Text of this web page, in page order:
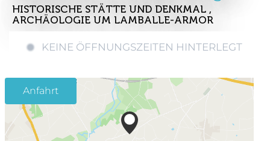
HISTORISCHE STÄTTE UND DENKMAL ,
ARCHÄOLOGIE UM LAMBALLE-ARMOR
KEINE ÖFFNUNGSZEITEN HINTERLEGT
Anfahrt